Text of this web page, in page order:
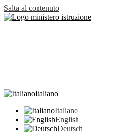
Salta al contenuto
Italiano
Italiano
English
Deutsch